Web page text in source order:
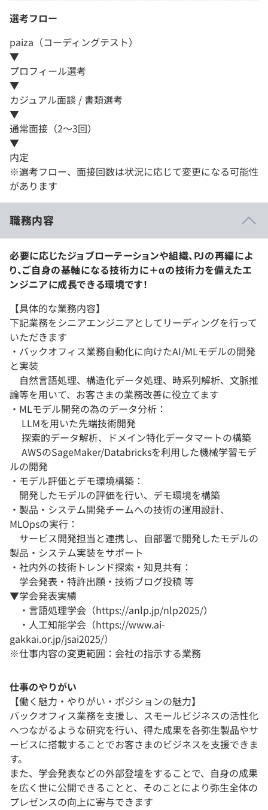
選考フロー
paiza（コーディングテスト）
▼
プロフィール選考
▼
カジュアル面談 / 書類選考
▼
通常面接（2～3回）
▼
内定
※選考フロー、面接回数は状況に応じて変更になる可能性
があります
職務内容
必要に応じたジョブローテーションや組織、PJの再編によ
り、ご自身の基軸になる技術力に＋αの技術力を備えたエ
ンジニアに成長できる環境です！
【具体的な業務内容】
下記業務をシニアエンジニアとしてリーディングを行って
いただきます
・バックオフィス業務自動化に向けたAI/MLモデルの開発
と実装
自然言語処理、構造化データ処理、時系列解析、文脈推
論等を用いて、お客さまの業務改善に役立てます
・MLモデル開発の為のデータ分析：
LLMを用いた先端技術開発
探索的データ解析、ドメイン特化データマートの構築
AWSのSageMaker/Databricksを利用した機械学習モデ
ルの開発
・モデル評価とデモ環境構築：
開発したモデルの評価を行い、デモ環境を構築
・製品・システム開発チームへの技術の運用設計、
MLOpsの実行：
サービス開発担当と連携し、自部署で開発したモデルの
製品・システム実装をサポート
・社内外の技術トレンド探索・知見共有：
学会発表・特許出願・技術ブログ投稿 等
▼学会発表実績
・言語処理学会（https://anlp.jp/nlp2025/）
・人工知能学会（https://www.ai-
gakkai.or.jp/jsai2025/）
※仕事内容の変更範囲：会社の指示する業務
仕事のやりがい
【働く魅力・やりがい・ポジションの魅力】
バックオフィス業務を支援し、スモールビジネスの活性化
へつながるような研究を行い、得た成果を各弥生製品やサ
ービスに搭載することでお客さまのビジネスを支援できま
す。
また、学会発表などの外部登壇をすることで、自身の成果
を広く世に公開できることと、そのことにより弥生全体の
プレゼンスの向上に寄与できます